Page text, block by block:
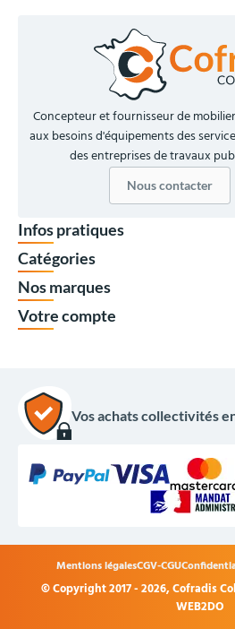
3 420,00 €HT
Coloris du plateau de la table :
Concepteur et fournisseur de
aux besoins d'équipements des
des entreprises de travaux
Nous contacter
Infos pratiques
Catégories
Nos marques
Votre compte
Vos achats collectivités
© Copyright 2017 - 2026,Cofradis
WEB2DO
Mentions légalesCGV-CGU